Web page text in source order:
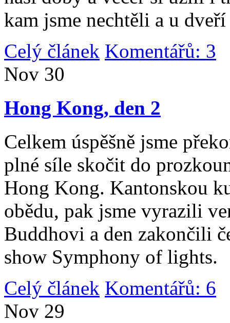
kam jsme nechtěli a u
Celý článek Komentářů: 3
Nov 30
Hong Kong, den 2
Celkem úspěšně jsme
plné síle skočit do
Hong Kong. Kantonskou
obědu, pak jsme vyrazili
Buddhovi a den zakončili
show Symphony of lights.
Celý článek Komentářů: 6
Nov 29